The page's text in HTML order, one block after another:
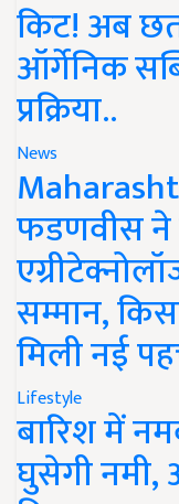
किट! अब
ऑर्गेनिक
प्रक्रिया..
News
फडणवीस ने
सम्मान,
मिली नई
Lifestyle
बारिश में
घुसेगी नमी,